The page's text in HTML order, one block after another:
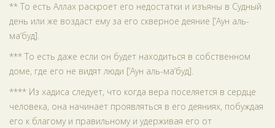
** То есть Аллах раскроет его недостатки и изъяны в Судный
день или же воздаст ему за его скверное деяние [‘Аун аль-
ма‘буд].
*** То есть даже если он будет находиться в собственном
доме, где его не видят люди [‘Аун аль-ма‘буд].
**** Из хадиса следует, что когда вера поселяется в сердце
человека, она начинает проявляться в его деяниях, побуждая
его к благому и правильному и удерживая его от